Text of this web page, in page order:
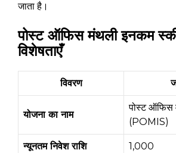
जाता है।
पोस्ट ऑफिस मंथली इनकम
विशेषताएँ
विवरण
योजना का नाम
पोस्ट ऑफिस
(POMIS)
न्यूनतम निवेश राशि ₹1,000